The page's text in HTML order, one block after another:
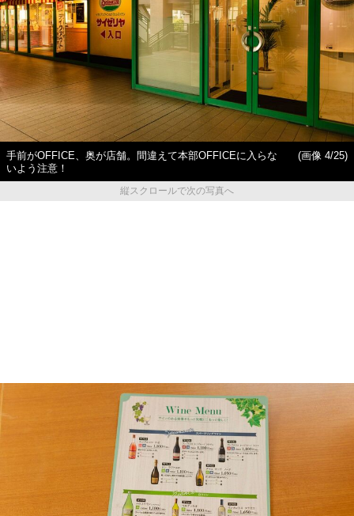
手前がOFFICE、奥が店舗。間違えて本部OFFICEに入らな
いよう注意！
(画像 4/25)
縦スクロールで次の写真へ